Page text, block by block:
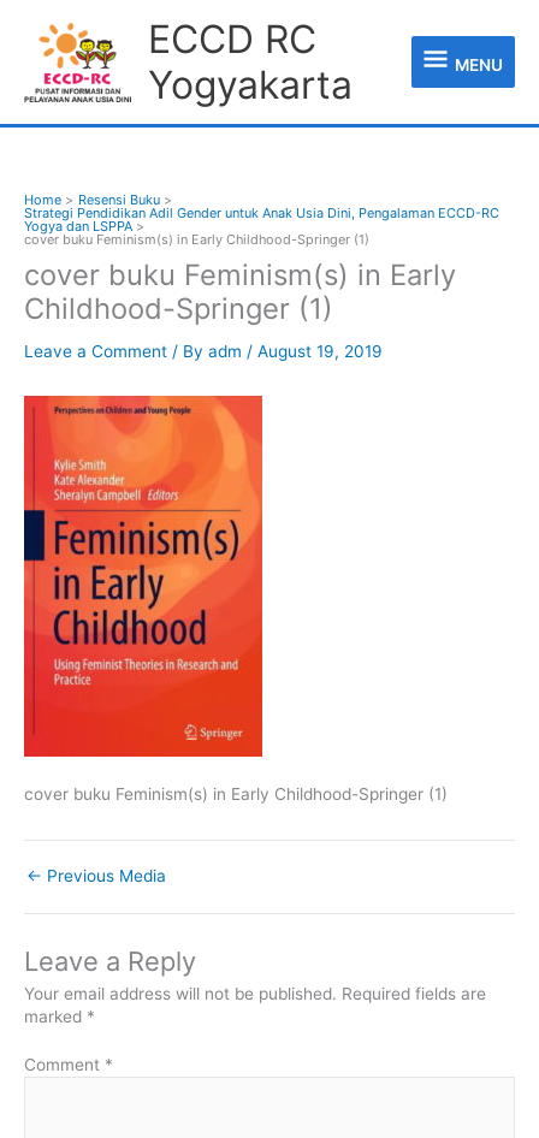
content
ECCD RC
Yogyakarta
MENU
Home Resensi Buku
Strategi Pendidikan Adil Gender untuk Anak Usia Dini, Pengalaman ECCD-RC
Yogya dan LSPPA
cover buku Feminism(s) in Early Childhood-Springer (1)
cover buku Feminism(s) in Early
Childhood-Springer (1)
Leave a Comment / By adm / August 19, 2019
cover buku Feminism(s) in Early Childhood-Springer (1)
← Previous Media
Leave a Reply
Your email address will not be published. Required fields are
marked *
Comment *